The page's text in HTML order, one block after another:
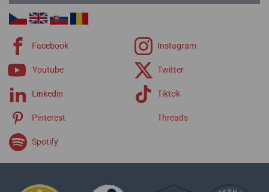
Facebook Instagram
Youtube Twitter
Linkedin Tiktok
Pinterest Threads
Spotify